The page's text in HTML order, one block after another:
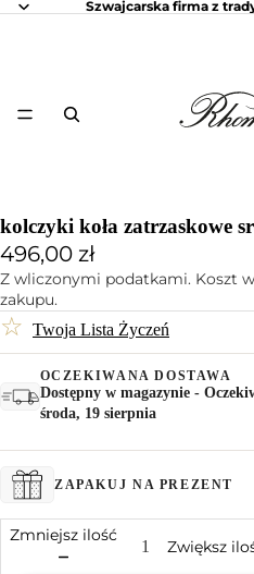
Szwajcarska firma z
kolczyki koła zatrzaskowe
496,00 zł
Z wliczonymi podatkami. Koszt
zakupu.
☆ Twoja Lista Życzeń
OCZEKIWANA DOSTAWA
Dostępny w magazynie -
środa, 19 sierpnia
ZAPAKUJ NA PREZENT
Zmniejsz ilość
Zwiększ